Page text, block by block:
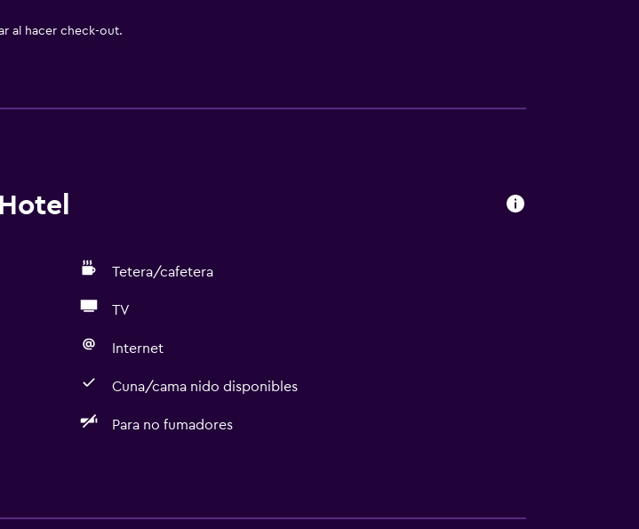
al hacer check-out.
Tetera/cafetera
TV
Internet
Cuna/cama nido disponibles
Para no fumadores
Secador de pelo